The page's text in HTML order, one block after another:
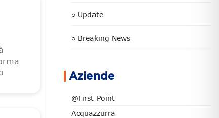
○ Update
○ Breaking News
Aziende
@First Point
Acquazzurra